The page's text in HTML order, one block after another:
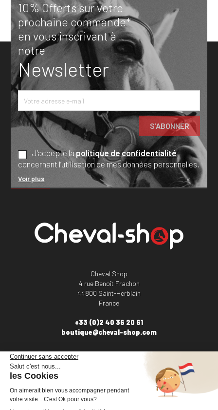
10% Offerts sur votre
prochaine commande*
en vous inscrivant à
notre
Newsletter
J’accepte lapolitique de confidentialité
concernant l’utilisation de mes données personnelles.
Voir plus
Cheval Shop
4 rue Benoît Frachon
44800 Saint-Herblain
France
+33 (0)2 40 36 20 61
boutique@cheval-shop.com
VOTRE COMPTE